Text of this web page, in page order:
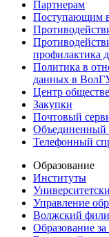
Партнерам
Поступающим
профилактика
Политика в
данных в
Центр
Закупки
Почтовый
Объединенный
Телефонный
Образование
Институты
Управление
Волжский
Образование